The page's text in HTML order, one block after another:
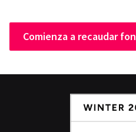
Comienza a recaudar